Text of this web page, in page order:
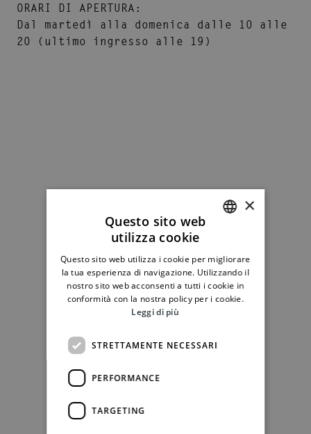
ORARI DI APERTURA:
Dal martedì alla domenica dalle 10 alle
20 (ultimo ingresso alle 19)
ENGLISH
×
Questo sito web
utilizza cookie
Questo sito web utilizza i cookie per migliorare
la tua esperienza di navigazione. Utilizzando il
nostro sito web acconsenti a tutti i cookie in
conformità con la nostra policy per i cookie.
Leggi di più
STRETTAMENTE NECESSARI
PERFORMANCE
TARGETING